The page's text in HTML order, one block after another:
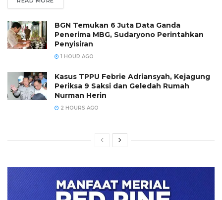
BGN Temukan 6 Juta Data Ganda
Penerima MBG, Sudaryono Perintahkan
Penyisiran
1 HOUR AGO
Kasus TPPU Febrie Adriansyah, Kejagung
Periksa 9 Saksi dan Geledah Rumah
Nurman Herin
2 HOURS AGO